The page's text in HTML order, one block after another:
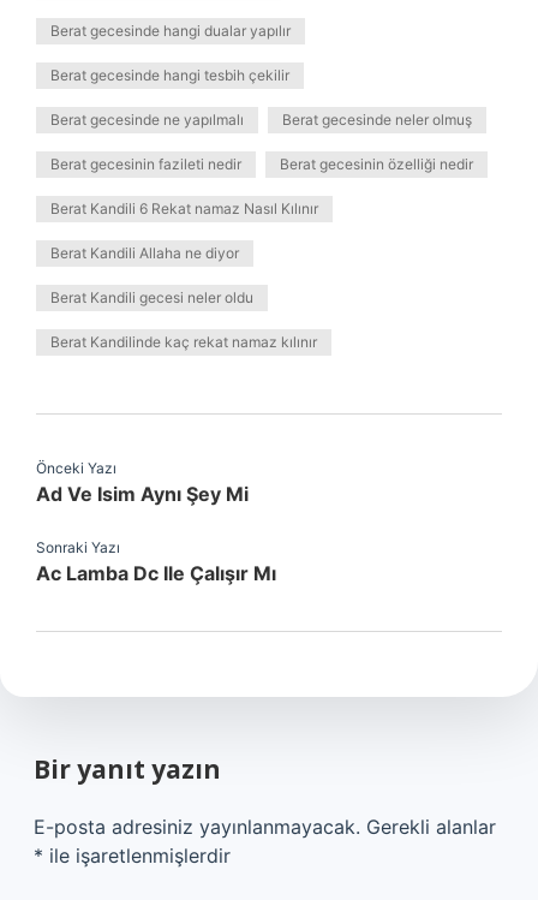
Berat gecesinde hangi dualar yapılır
Berat gecesinde hangi tesbih çekilir
Berat gecesinde ne yapılmalı Berat gecesinde neler olmuş
Berat gecesinin fazileti nedir Berat gecesinin özelliği nedir
Berat Kandili 6 Rekat namaz Nasıl Kılınır
Berat Kandili Allaha ne diyor
Berat Kandili gecesi neler oldu
Berat Kandilinde kaç rekat namaz kılınır
Önceki Yazı
Ad Ve Isim Aynı Şey Mi
Sonraki Yazı
Ac Lamba Dc Ile Çalışır Mı
Bir yanıt yazın
E-posta adresiniz yayınlanmayacak. Gerekli alanlar
* ile işaretlenmişlerdir